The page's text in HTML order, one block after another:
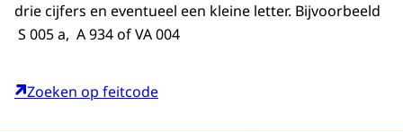
drie cijfers en eventueel een kleine letter. Bijvoorbeeld
S 005 a, A 934 of VA 004
Zoeken op feitcode